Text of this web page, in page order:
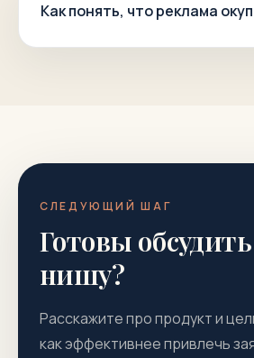
Как понять, что реклама
СЛЕДУЮЩИЙ ШАГ
Готовы
нишу?
Расскажите про продукт и
как эффективнее привлечь